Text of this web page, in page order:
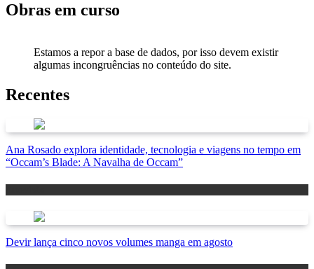
Obras em curso
Estamos a repor a base de dados, por isso devem existir
algumas incongruências no conteúdo do site.
Recentes
Ana Rosado explora identidade, tecnologia e viagens no tempo em
“Occam’s Blade: A Navalha de Occam”
Devir lança cinco novos volumes manga em agosto